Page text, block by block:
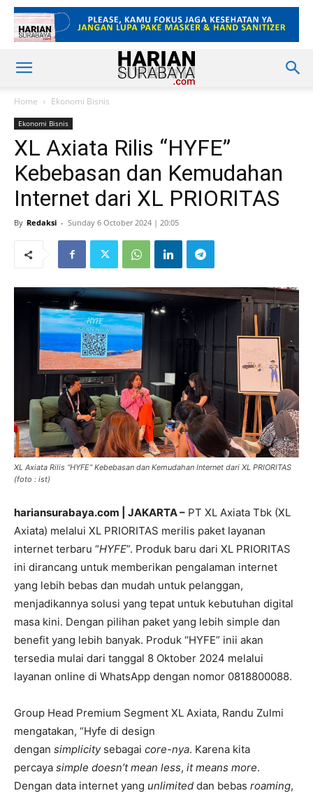
Home Ekonomi Bisnis
Ekonomi Bisnis
XL Axiata Rilis “HYFE”
Kebebasan dan Kemudahan
Internet dari XL PRIORITAS
By Redaksi - Sunday 6 October 2024 | 20:05
XL Axiata Rilis “HYFE” Kebebasan dan Kemudahan Internet dari XL PRIORITAS
(foto : ist)
hariansurabaya.com | JAKARTA – PT XL Axiata Tbk (XL
Axiata) melalui XL PRIORITAS merilis paket layanan
internet terbaru “HYFE”. Produk baru dari XL PRIORITAS
ini dirancang untuk memberikan pengalaman internet
yang lebih bebas dan mudah untuk pelanggan,
menjadikannya solusi yang tepat untuk kebutuhan digital
masa kini. Dengan pilihan paket yang lebih simple dan
benefit yang lebih banyak. Produk “HYFE” inii akan
tersedia mulai dari tanggal 8 Oktober 2024 melalui
layanan online di WhatsApp dengan nomor 0818800088.
Group Head Premium Segment XL Axiata, Randu Zulmi
mengatakan, “Hyfe di design
dengan simplicitysebagai core-nya. Karena kita
percaya simple doesn’t mean less, it means more.
Dengan data internet yang unlimited dan bebas roaming,